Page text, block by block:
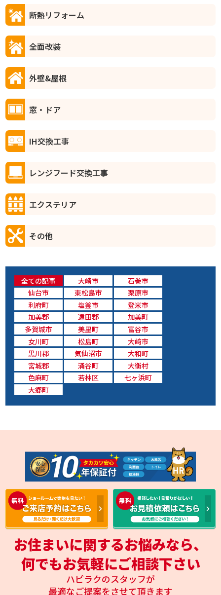
断熱リフォーム
全面改装
外壁&屋根
窓・ドア
IH交換工事
レンジフード交換工事
エクステリア
その他
全ての記事 大崎市
石巻市
仙台市
東松島市
栗原市
利府町
塩釜市
登米市
加美郡
遠田郡
加美町
多賀城市
美里町
富谷市
女川町
松島町
大﨑市
黒川郡
気仙沼市
大和町
宮城郡
涌谷町
大衡村
色麻町
若林区
七ヶ浜町
大郷町
お住まいに関するお悩みなら、
何でもお気軽にご相談下さい
ハピラクのスタッフが
最適なご提案をさせて頂きます